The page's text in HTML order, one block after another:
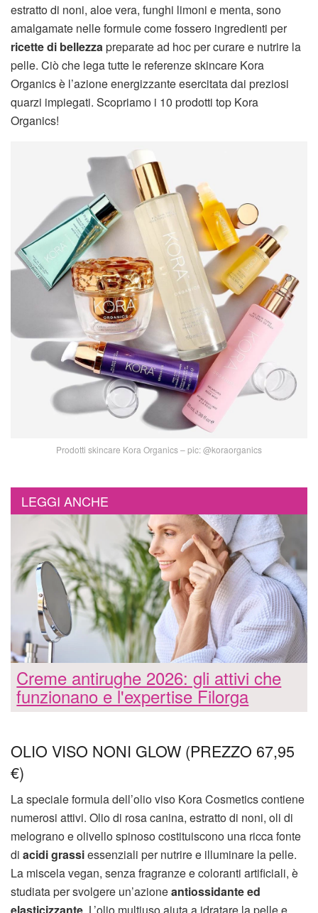
estratto di noni, aloe vera, funghi limoni e menta, sono
amalgamate nelle formule come fossero ingredienti per
ricette di bellezzapreparate ad hoc per curare e nutrire la
pelle. Ciò che lega tutte le referenze skincare Kora
Organics è l’azione energizzante esercitata dai preziosi
quarzi impiegati. Scopriamo i 10 prodotti top Kora
Organics!
Prodotti skincare Kora Organics – pic: @koraorganics
LEGGI ANCHE
Creme antirughe 2026: gli attivi che
funzionano e l'expertise Filorga
OLIO VISO NONI GLOW (PREZZO 67,95
€)
La speciale formula dell’olio viso Kora Cosmetics contiene
numerosi attivi. Olio di rosa canina, estratto di noni, oli di
melograno e olivello spinoso costituiscono una ricca fonte
di acidi grassiessenziali per nutrire e illuminare la pelle.
La miscela vegan, senza fragranze e coloranti artificiali, è
studiata per svolgere un’azioneantiossidante ed